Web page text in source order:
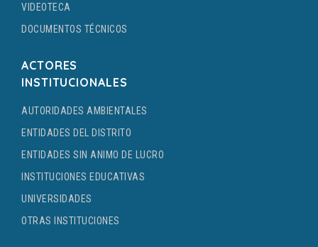
VIDEOTECA
DOCUMENTOS TÉCNICOS
ACTORES
INSTITUCIONALES
AUTORIDADES AMBIENTALES
ENTIDADES DEL DISTRITO
ENTIDADES SIN ANIMO DE LUCRO
INSTITUCIONES EDUCATIVAS
UNIVERSIDADES
OTRAS INSTITUCIONES